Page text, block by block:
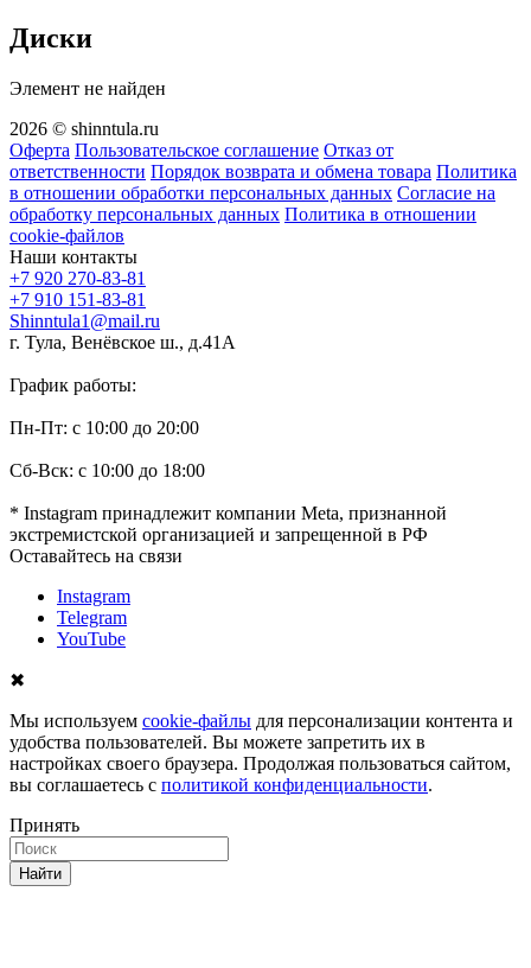
Диски
Элемент не найден
2026 © shinntula.ru
Оферта Пользовательское соглашение Отказ от
ответственности Порядок возврата и обмена товара Политика
в отношении обработки персональных данных Согласие на
обработку персональных данных Политика в отношении
cookie-файлов
Наши контакты
+7 920 270-83-81
+7 910 151-83-81
Shinntula1@mail.ru
г. Тула, Венёвское ш., д.41А
График работы:
Пн-Пт: с 10:00 до 20:00
Сб-Вск: с 10:00 до 18:00
* Instagram принадлежит компании Meta, признанной
экстремистской организацией и запрещенной в РФ
Оставайтесь на связи
Instagram
Telegram
YouTube
✖
Мы используем cookie-файлы для персонализации контента и
удобства пользователей. Вы можете запретить их в
настройках своего браузера. Продолжая пользоваться сайтом,
вы соглашаетесь с политикой конфиденциальности.
Принять
Найти